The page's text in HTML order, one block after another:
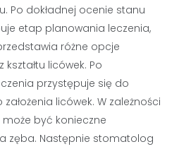
Po dokładnej ocenie stanu
etap planowania leczenia,
różne opcje
licówek. Po
przystępuje się do
licówek. W zależności
być konieczne
zęba. Następnie stomatolog